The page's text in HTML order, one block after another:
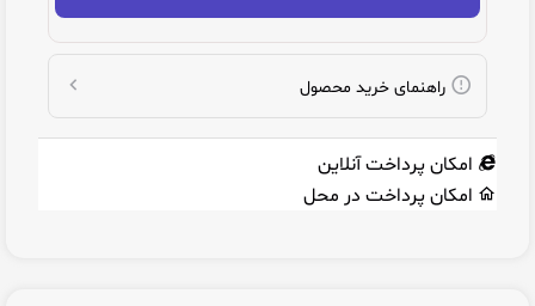
راهنمای خرید محصول
امکان پرداخت آنلاین
امکان پرداخت در محل